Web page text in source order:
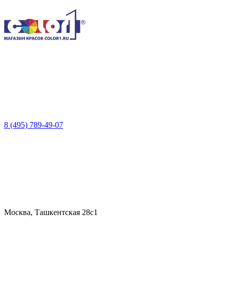
8 (495) 789-49-07
Москва, Ташкентская 28с1